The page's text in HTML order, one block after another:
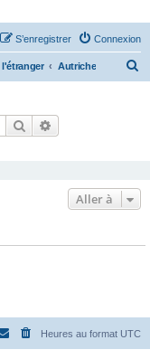
Connexion
S’enregistrer
Autriche
Rechercher
Aller à
Heures au format UTC